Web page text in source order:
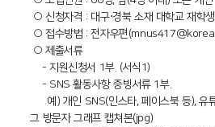
○ 신청자격 : 대구⋅경북 소재 대학교 재학생
○ 접수방법 : 전자우편
○ 제출서류
- 지원신청서 1부. (서식1)
- SNS 활동사항 증빙서류 1부.
예) 개인 SNS(인스타, 페이스북 등), 유
그 방문자 그래프 캡쳐본(jpg)